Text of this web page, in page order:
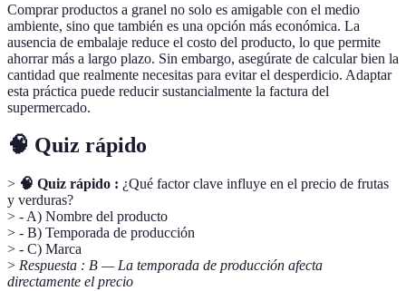
Comprar productos a granel no solo es amigable con el medio
ambiente, sino que también es una opción más económica. La
ausencia de embalaje reduce el costo del producto, lo que permite
ahorrar más a largo plazo. Sin embargo, asegúrate de calcular bien la
cantidad que realmente necesitas para evitar el desperdicio. Adaptar
esta práctica puede reducir sustancialmente la factura del
supermercado.
🧠 Quiz rápido
> 🧠 Quiz rápido : ¿Qué factor clave influye en el precio de frutas
y verduras?
> - A) Nombre del producto
> - B) Temporada de producción
> - C) Marca
> Respuesta : B — La temporada de producción afecta
directamente el precio